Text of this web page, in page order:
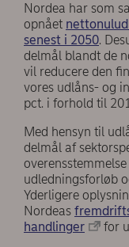
Nordea har som
opnået
senest i 2050.
delmål blandt de
vil reducere den
vores udlåns- og
pct. i forhold til
Med hensyn til
delmål af
udledningsforløb
Yderligere
Nordeas
handlinger
for